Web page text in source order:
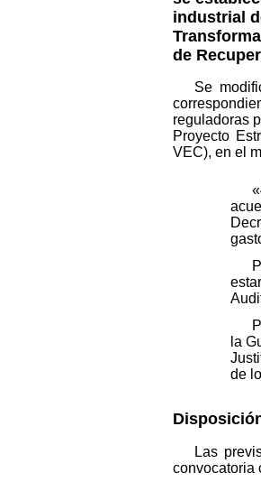
industrial
de
Se
reguladoras
Proyecto
VEC), en el
la
de
Las
convocatoria